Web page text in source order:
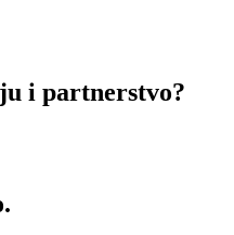
i partnerstvo?